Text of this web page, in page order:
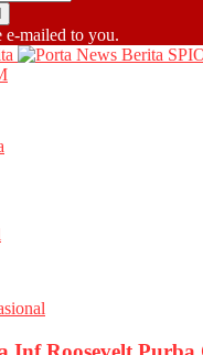
mailed to you.